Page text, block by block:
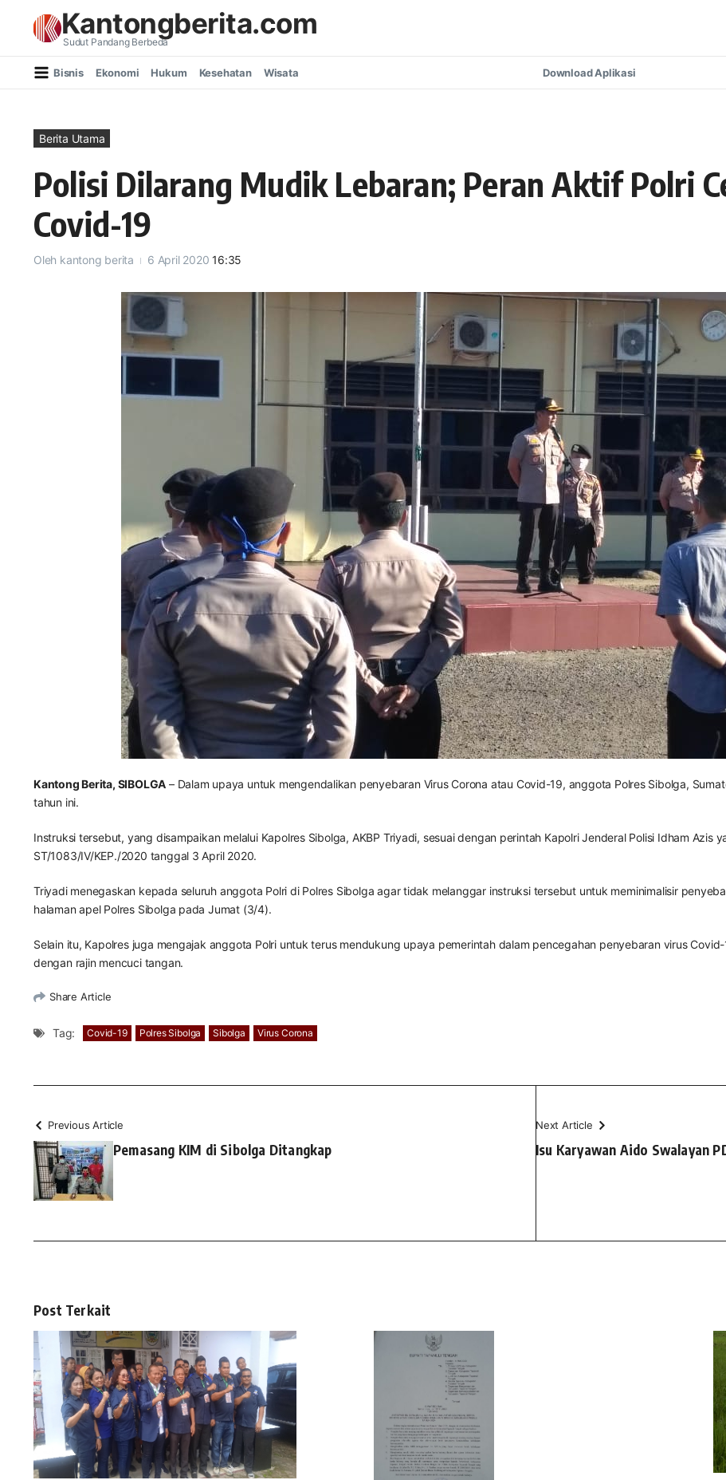
Kantongberita.com
Sudut Pandang Berbeda
Bisnis Ekonomi Hukum Kesehatan Wisata Download Aplikasi
Berita Utama
Polisi Dilarang Mudik Lebaran; Peran Aktif Polri
Covid-19
Oleh kantong berita 6 April 202016:35
Kantong Berita, SIBOLGA – Dalam upaya untuk mengendalikan penyebaran Virus Corona atau Covid-19, anggota Polres Sibolga,
tahun ini.
Instruksi tersebut, yang disampaikan melalui Kapolres Sibolga, AKBP Triyadi, sesuai dengan perintah Kapolri Jenderal Polisi Idham Azis
ST/1083/IV/KEP./2020 tanggal 3 April 2020.
Triyadi menegaskan kepada seluruh anggota Polri di Polres Sibolga agar tidak melanggar instruksi tersebut untuk meminimalisir
halaman apel Polres Sibolga pada Jumat (3/4).
Selain itu, Kapolres juga mengajak anggota Polri untuk terus mendukung upaya pemerintah dalam pencegahan penyebaran virus
dengan rajin mencuci tangan.
Share Article
Tag: Covid-19 Polres Sibolga Sibolga Virus Corona
Previous Article
Pemasang KIM di Sibolga Ditangkap
Next Article
Isu Karyawan Aido Swalayan
Post Terkait